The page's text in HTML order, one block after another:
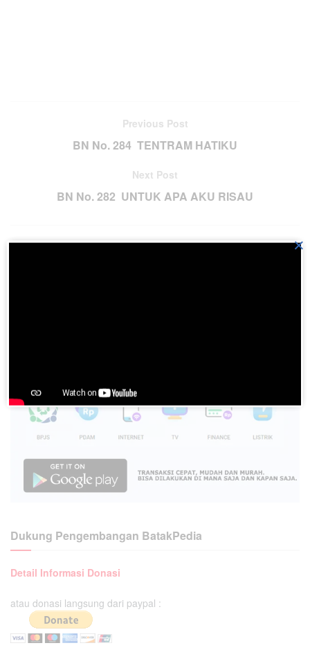
Previous Post
BN No. 284 TENTRAM HATIKU
Next Post
BN No. 282 UNTUK APA AKU RISAU
Dukung Pengembangan BatakPedia
Detail Informasi Donasi
atau donasi langsung dari paypal :
×